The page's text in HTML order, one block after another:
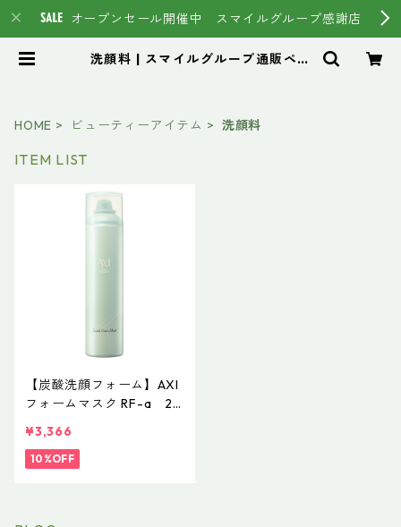
オープンセール開催中 スマイルグループ感謝店
洗顔料 | スマイルグループ通販ペー
HOME ビューティーアイテム 洗顔料
ITEM LIST
【炭酸洗顔フォーム】AXI
フォームマスク RF-a 23
格 3,400円）
¥3,366
10%OFF